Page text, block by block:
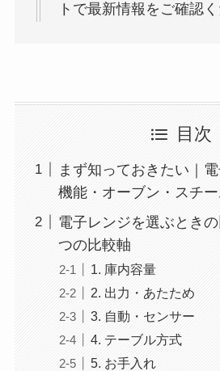
トで最新情報をご確認く
目次
まず知っておきたい｜
機能・オーブン・スチ
電子レンジを選ぶとき
つの比較軸
1. 庫内容量
2. 出力・あたため
3. 自動・センサー
4. テーブル方式
5. お手入れ